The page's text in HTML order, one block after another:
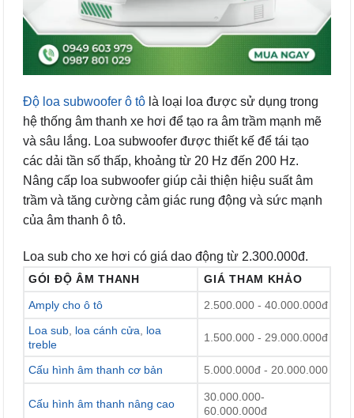
Độ loa subwoofer ô tô là loại loa được sử dụng trong
hệ thống âm thanh xe hơi để tạo ra âm trầm mạnh mẽ
và sâu lắng. Loa subwoofer được thiết kế để tái tạo
các dải tần số thấp, khoảng từ 20 Hz đến 200 Hz.
Nâng cấp loa subwoofer giúp cải thiện hiệu suất âm
trầm và tăng cường cảm giác rung động và sức mạnh
của âm thanh ô tô.
Loa sub cho xe hơi có giá dao động từ 2.300.000đ.
GÓI ĐỘ ÂM THANH GIÁ THAM KHẢO
Amply cho ô tô
2.500.000 - 40.000.000đ
Loa sub loa cánh cửa
loa
treble
1.500.000 - 29.000.000đ
Cấu hình âm thanh cơ bản 5.000.000đ - 20.000.000
Cấu hình âm thanh nâng cao
30.000.000-
60.000.000đ